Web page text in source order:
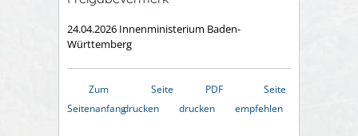
24.04.2026 Innenministerium Baden-
Württemberg
Zum
Seitenanfang
Seite
drucken
PDF
drucken
Seite
empfehlen